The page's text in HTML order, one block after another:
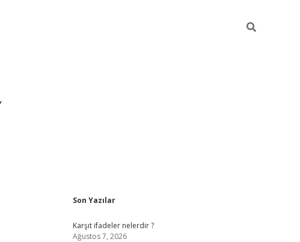
Sidebar
Son Yazılar
Karşıt ifadeler nelerdir ?
Ağustos 7, 2026